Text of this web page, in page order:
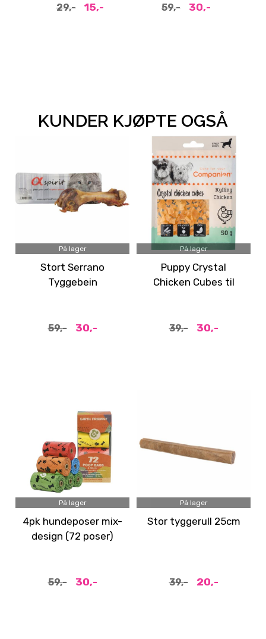
29,- 15,- 59,- 30,-
KUNDER KJØPTE OGSÅ
På lager
Stort Serrano
Tyggebein
59,- 30,-
På lager
Puppy Crystal
Chicken Cubes til
39,- 30,-
På lager
4pk hundeposer mix-
design (72 poser)
59,- 30,-
På lager
Stor tyggerull 25cm
39,- 20,-